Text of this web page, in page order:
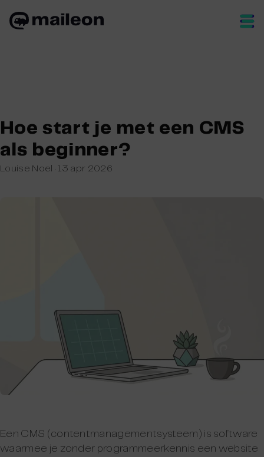
Hoe start je met een CMS
als beginner?
Louise Noel · 13 apr 2026
Een CMS (contentmanagementsysteem) is software
waarmee je zonder programmeerkennis een website